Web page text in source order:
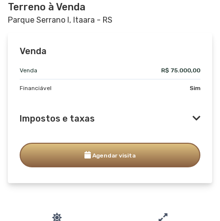
Terreno à Venda
Parque Serrano I, Itaara - RS
Venda
Venda R$ 75.000,00
Financiável Sim
Impostos e taxas
Agendar visita